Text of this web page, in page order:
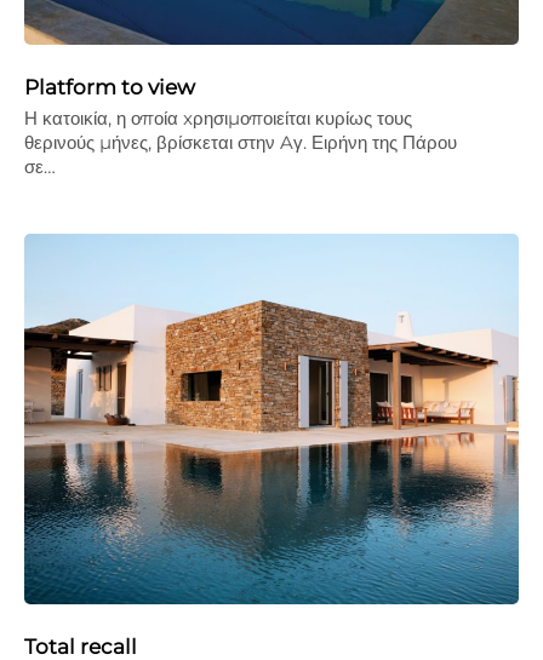
Platform to view
Η κατοικία, η οποία xρησιµοποιείται κυρίως τους
θερινούς µήνες, βρίσκεται στην Aγ. Ειρήνη της Πάρου
σε…
Total recall